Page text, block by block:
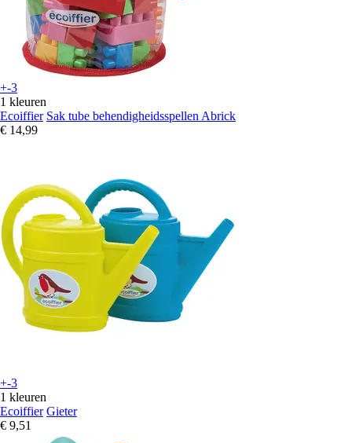
+-3
1 kleuren
Ecoiffier Sak tube behendigheidsspellen Abrick
€ 14,99
+-3
1 kleuren
Ecoiffier Gieter
€ 9,51